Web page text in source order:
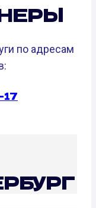
по адресам
17